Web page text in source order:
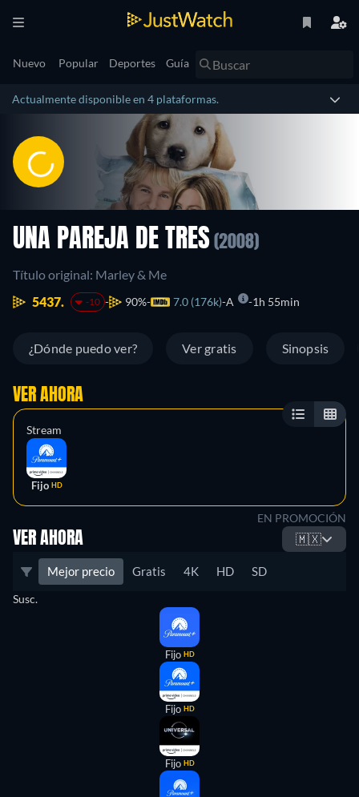
Nuevo Popular Deportes Guía
Actualmente disponible en 4 plataformas.
UNA PAREJA DE TRES (2008)
Título original: Marley & Me
5437.
-10 90% 7.0 (176k) A 1h 55min
¿Dónde puedo ver? Ver gratis Sinopsis
VER AHORA
Stream
Fijo HD
EN PROMOCIÓN
VER AHORA 🇲🇽
Mejor precio Gratis 4K HD SD
Susc.
Fijo HD
Fijo HD
Fijo HD